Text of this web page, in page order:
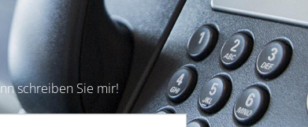
schreiben Sie mir!